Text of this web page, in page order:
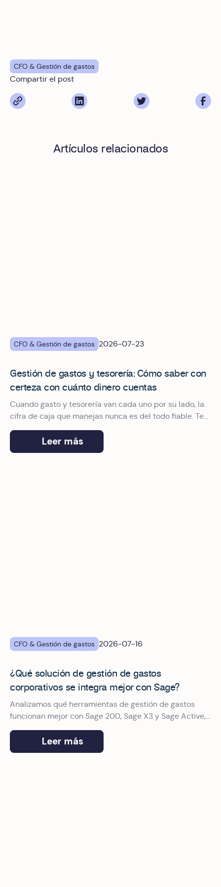
Compartir el post
CFO & Gestión de gastos
Artículos relacionados
CFO & Gestión de gastos 2026-07-23
Gestión de gastos y tesorería: Cómo saber con
certeza con cuánto dinero cuentas
Cuando gasto y tesorería van cada uno por su lado, la
cifra de caja que manejas nunca es del todo fiable. Te
contamos cómo conectarlos.
Leer más
CFO & Gestión de gastos 2026-07-16
¿Qué solución de gestión de gastos
corporativos se integra mejor con Sage?
Analizamos qué herramientas de gestión de gastos
funcionan mejor con Sage 200, Sage X3 y Sage Active,
y por qué Okticket es el proveedor de gestión de
gastos de empresa elegido por Sage.
Leer más